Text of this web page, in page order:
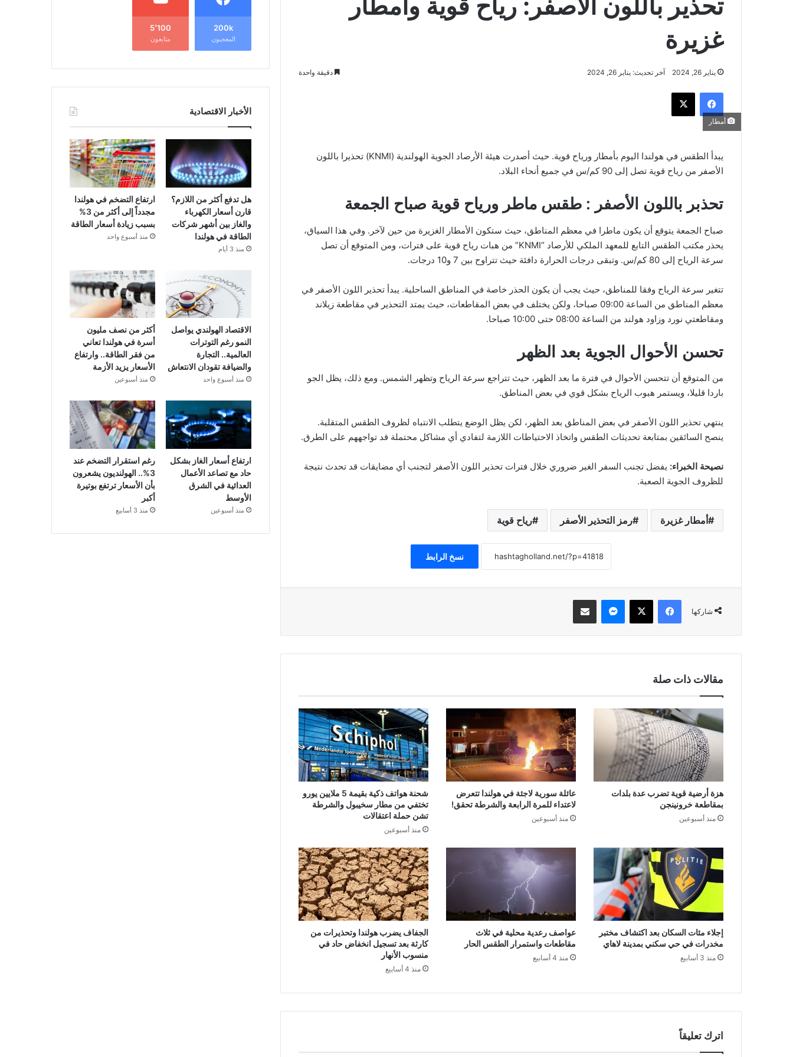
تحذير باللون الأصفر: رياح قوية وأمطار
غزيرة
يناير 26, 2024 آخر تحديث: يناير 26, 2024 دقيقة واحدة
فيسبوك ‫X
أمطار
يبدأ الطقس في هولندا اليوم بأمطار ورياح قوية. حيث أصدرت هيئة الأرصاد الجوية الهولندية (KNMI) تحذيرا باللون
الأصفر من رياح قوية تصل إلى 90 كم/س في جميع أنحاء البلاد.
تحذبر باللون الأصفر : طقس ماطر ورياح قوية صباح الجمعة
صباح الجمعة يتوقع أن يكون ماطرا في معظم المناطق، حيث ستكون الأمطار الغزيرة من حين لآخر. وفي هذا السياق،
يحذر مكتب الطقس التابع للمعهد الملكي للأرصاد “KNMI” من هبات رياح قوية على فترات، ومن المتوقع أن تصل
سرعة الرياح إلى 80 كم/س. وتبقى درجات الحرارة دافئة حيث تتراوح بين 7 و10 درجات.
تتغير سرعة الرياح وفقا للمناطق، حيث يجب أن يكون الحذر خاصة في المناطق الساحلية. يبدأ تحذير اللون الأصفر في
معظم المناطق من الساعة 09:00 صباحا، ولكن يختلف في بعض المقاطعات، حيث يمتد التحذير في مقاطعة زيلاند
ومقاطعتي نورد وزاود هولند من الساعة 08:00 حتى 10:00 صباحا.
تحسن الأحوال الجوية بعد الظهر
من المتوقع أن تتحسن الأحوال في فترة ما بعد الظهر، حيث تتراجع سرعة الرياح وتظهر الشمس. ومع ذلك، يظل الجو
باردا قليلا، ويستمر هبوب الرياح بشكل قوي في بعض المناطق.
ينتهي تحذير اللون الأصفر في بعض المناطق بعد الظهر، لكن يظل الوضع يتطلب الانتباه لظروف الطقس المتقلبة.
ينصح السائقين بمتابعة تحديثات الطقس واتخاذ الاحتياطات اللازمة لتفادي أي مشاكل محتملة قد تواجههم على الطرق.
نصيحة الخبراء: يفضل تجنب السفر الغير ضروري خلال فترات تحذير اللون الأصفر لتجنب أي مضايقات قد تحدث نتيجة
للظروف الجوية الصعبة.
أمطار غزيرة رمز التحذير الأصفر رياح قوية
نسخ الرابط
شاركها
فيسبوك ‫X ماسنجر مشاركة عبر البريد
مقالات ذات صلة
هزة أرضية قوية تضرب عدة بلدات
بمقاطعة خرونينجن
منذ أسبوعين
عائلة سورية لاجئة في هولندا تتعرض
لاعتداء للمرة الرابعة والشرطة تحقق!
منذ أسبوعين
شحنة هواتف ذكية بقيمة 5 ملايين يورو
تختفي من مطار سخيبول والشرطة
تشن حملة اعتقالات
منذ أسبوعين
إجلاء مئات السكان بعد اكتشاف مختبر
مخدرات في حي سكني بمدينة لاهاي
منذ 3 أسابيع
عواصف رعدية محلية في ثلاث
مقاطعات واستمرار الطقس الحار
منذ 4 أسابيع
الجفاف يضرب هولندا وتحذيرات من
كارثة بعد تسجيل انخفاض حاد في
منسوب الأنهار
منذ 4 أسابيع
اترك تعليقاً
200k
المعجبون
5٬100
متابعون
الأخبار الاقتصادية
هل تدفع أكثر من اللازم؟
قارن أسعار الكهرباء
والغاز بين أشهر شركات
الطاقة في هولندا
منذ 3 أيام
ارتفاع التضخم في هولندا
مجدداً إلى أكثر من 3%
بسبب زيادة أسعار الطاقة
منذ أسبوع واحد
الاقتصاد الهولندي يواصل
النمو رغم التوترات
العالمية.. التجارة
والضيافة تقودان الانتعاش
منذ أسبوع واحد
أكثر من نصف مليون
أسرة في هولندا تعاني
من فقر الطاقة.. وارتفاع
الأسعار يزيد الأزمة
منذ أسبوعين
ارتفاع أسعار الغاز بشكل
حاد مع تصاعد الأعمال
العدائية في الشرق
الأوسط
منذ أسبوعين
رغم استقرار التضخم عند
3%.. الهولنديون يشعرون
بأن الأسعار ترتفع بوتيرة
أكبر
منذ 3 أسابيع